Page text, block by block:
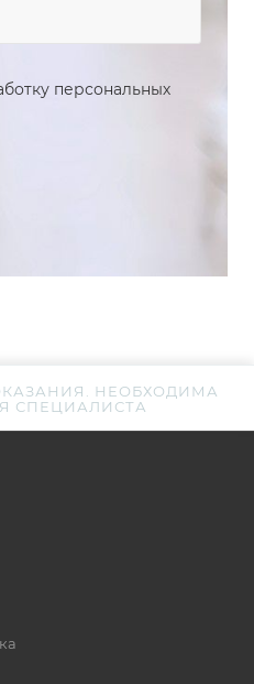
персональных
НЕОБХОДИМА
СПЕЦИАЛИСТА